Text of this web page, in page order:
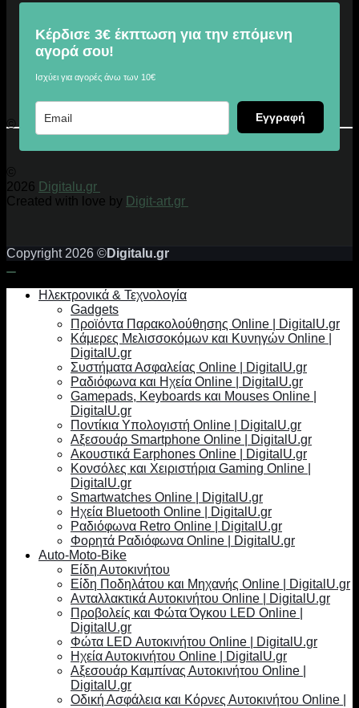
Κέρδισε 3€ έκπτωση για την επόμενη
αγορά σου!
Ισχύει για αγορές άνω των 10€
Εγγραφή
© 2026 Digitalu.gr
©
2026 Digitalu.gr
Created with love by Digit-art.gr
Copyright 2026 ©Digitalu.gr
Ηλεκτρονικά & Τεχνολογία
Gadgets
Προϊόντα Παρακολούθησης Online | DigitalU.gr
Κάμερες Μελισσοκόμων και Κυνηγών Online |
DigitalU.gr
Συστήματα Ασφαλείας Online | DigitalU.gr
Ραδιόφωνα και Ηχεία Online | DigitalU.gr
Gamepads, Keyboards και Mouses Online |
DigitalU.gr
Ποντίκια Υπολογιστή Online | DigitalU.gr
Αξεσουάρ Smartphone Online | DigitalU.gr
Ακουστικά Earphones Online | DigitalU.gr
Κονσόλες και Χειριστήρια Gaming Online |
DigitalU.gr
Smartwatches Online | DigitalU.gr
Ηχεία Bluetooth Online | DigitalU.gr
Ραδιόφωνα Retro Online | DigitalU.gr
Φορητά Ραδιόφωνα Online | DigitalU.gr
Auto-Moto-Bike
Είδη Αυτοκινήτου
Είδη Ποδηλάτου και Μηχανής Online | DigitalU.gr
Ανταλλακτικά Αυτοκινήτου Online | DigitalU.gr
Προβολείς και Φώτα Όγκου LED Online |
DigitalU.gr
Φώτα LED Αυτοκινήτου Online | DigitalU.gr
Ηχεία Αυτοκινήτου Online | DigitalU.gr
Αξεσουάρ Καμπίνας Αυτοκινήτου Online |
DigitalU.gr
Οδική Ασφάλεια και Κόρνες Αυτοκινήτου Online |